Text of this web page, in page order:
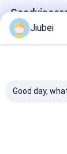
Jiubei
Good day,